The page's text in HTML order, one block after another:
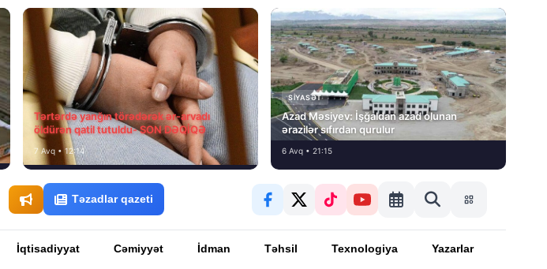
Tərtərdə yanğın törədərək ər-arvadı
öldürən qatil tutuldu- SON DƏQİQƏ
7 Avq • 12:14
SIYASƏT
Azad Məsiyev: İşğaldan azad olunan
ərazilər sıfırdan qurulur
6 Avq • 21:15
Təzadlar qazeti
İqtisadiyyat Cəmiyyət İdman Təhsil Texnologiya Yazarlar